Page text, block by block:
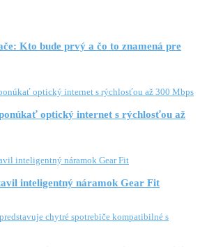
Kto bude prvý a čo to znamená pre
optický internet s rýchlosťou až
inteligentný náramok Gear Fit